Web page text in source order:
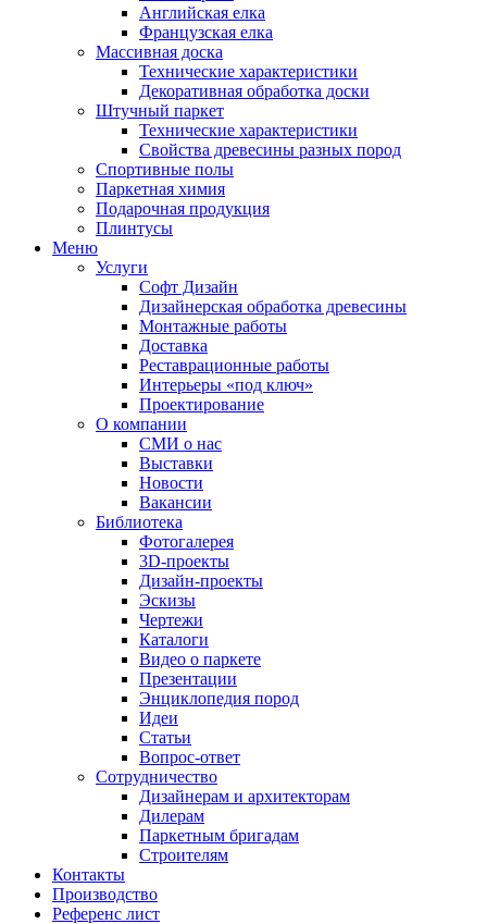
Английская елка
Французская елка
Массивная доска
Технические характеристики
Декоративная обработка доски
Штучный паркет
Технические характеристики
Свойства древесины разных пород
Спортивные полы
Паркетная химия
Подарочная продукция
Плинтусы
Меню
Услуги
Софт Дизайн
Дизайнерская обработка древесины
Монтажные работы
Доставка
Реставрационные работы
Интерьеры «под ключ»
Проектирование
О компании
СМИ о нас
Выставки
Новости
Вакансии
Библиотека
Фотогалерея
3D-проекты
Дизайн-проекты
Эскизы
Чертежи
Каталоги
Видео о паркете
Презентации
Энциклопедия пород
Идеи
Статьи
Вопрос-ответ
Сотрудничество
Дизайнерам и архитекторам
Дилерам
Паркетным бригадам
Строителям
Контакты
Производство
Референс лист